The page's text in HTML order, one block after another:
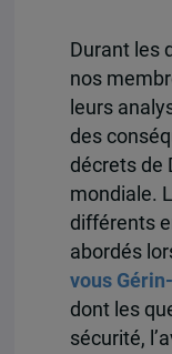
Durant les
nos
leurs
des
décrets de
mondiale.
différents
abordés
vous
dont les
sécurité,